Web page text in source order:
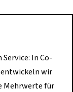
In Co-
wir
Mehrwerte für